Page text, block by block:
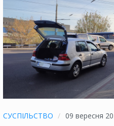
СУСПІЛЬСТВО
09 вересня